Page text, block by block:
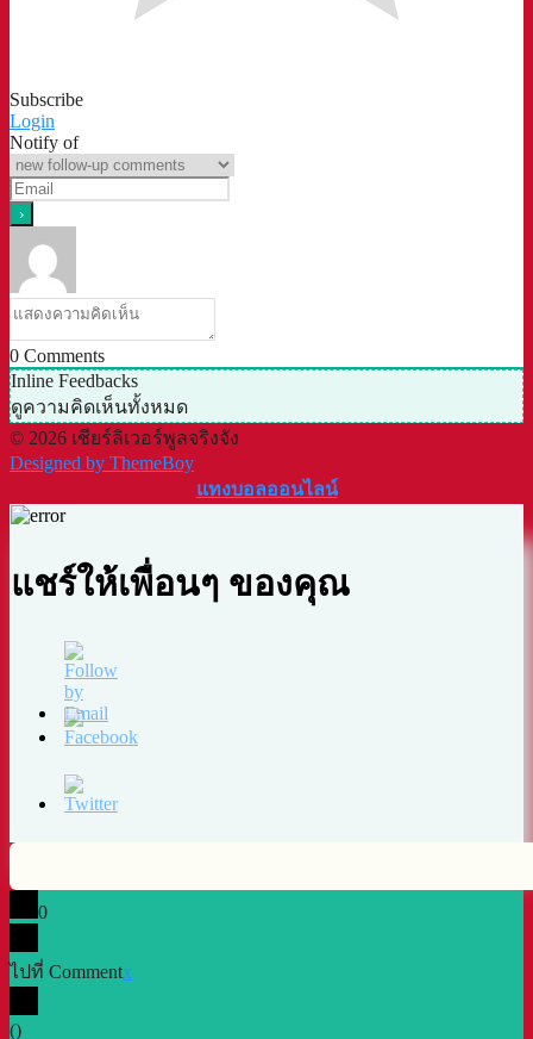
Subscribe
Login
Notify of
0 Comments
Inline Feedbacks
ดูความคิดเห็นทั้งหมด
© 2026 เชียร์ลิเวอร์พูลจริงจัง
Designed by ThemeBoy
แทงบอลออนไลน์
แชร์ให้เพื่อนๆ ของคุณ
0
ไปที่ Commentx
()